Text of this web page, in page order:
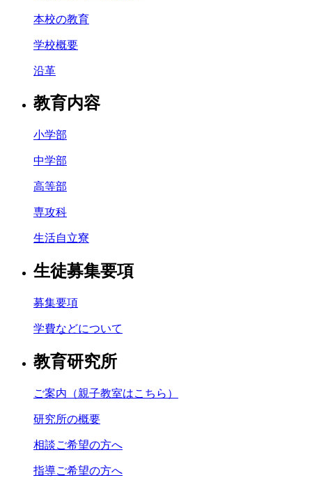
本校の教育
学校概要
沿革
教育内容
小学部
中学部
高等部
専攻科
生活自立寮
生徒募集要項
募集要項
学費などについて
教育研究所
ご案内（親子教室はこちら）
研究所の概要
相談ご希望の方へ
指導ご希望の方へ